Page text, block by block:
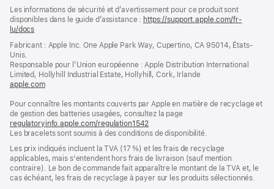
de
page
de
bas
page
Les informations de sécurité et d’avertissement pour ce produit sont
disponibles dans le guide d’assistance : https://support.apple.com/fr-
lu/docs
une
fenêtre)
Fabricant : Apple Inc. One Apple Park Way, Cupertino, CA 95014, États-
Unis.
Responsable pour l’Union européenne : Apple Distribution International
Limited, Hollyhill Industrial Estate, Hollyhill, Cork, Irlande
apple.com(s’ouvre
une
nouvelle
fenêtre)
Pour connaître les montants couverts par Apple en matière de recyclage et
de gestion des batteries usagées, consultez la page
regulatoryinfo.apple.com/regulation1542
dans
une
nouvelle
fenêtre)
Les bracelets sont soumis à des conditions de disponibilité.
Les prix indiqués incluent la TVA (17 %) et les frais de recyclage
applicables, mais s'entendent hors frais de livraison (sauf mention
contraire). Le bon de commande fait apparaître le montant de la TVA et, le
cas échéant, les frais de recyclage à payer sur les produits sélectionnés.